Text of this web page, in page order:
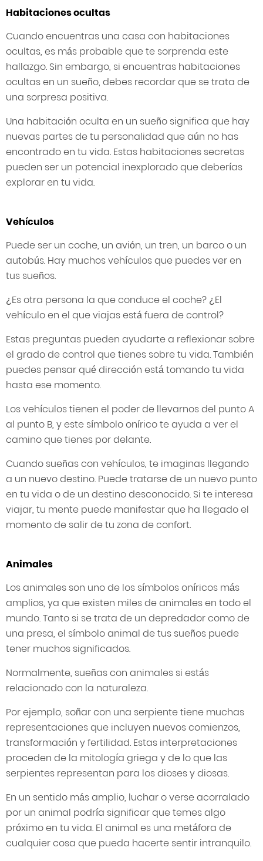
Habitaciones ocultas
Cuando encuentras una casa con habitaciones
ocultas, es más probable que te sorprenda este
hallazgo. Sin embargo, si encuentras habitaciones
ocultas en un sueño, debes recordar que se trata de
una sorpresa positiva.
Una habitación oculta en un sueño significa que hay
nuevas partes de tu personalidad que aún no has
encontrado en tu vida. Estas habitaciones secretas
pueden ser un potencial inexplorado que deberías
explorar en tu vida.
Vehículos
Puede ser un coche, un avión, un tren, un barco o un
autobús. Hay muchos vehículos que puedes ver en
tus sueños.
¿Es otra persona la que conduce el coche? ¿El
vehículo en el que viajas está fuera de control?
Estas preguntas pueden ayudarte a reflexionar sobre
el grado de control que tienes sobre tu vida. También
puedes pensar qué dirección está tomando tu vida
hasta ese momento.
Los vehículos tienen el poder de llevarnos del punto A
al punto B, y este símbolo onírico te ayuda a ver el
camino que tienes por delante.
Cuando sueñas con vehículos, te imaginas llegando
a un nuevo destino. Puede tratarse de un nuevo punto
en tu vida o de un destino desconocido. Si te interesa
viajar, tu mente puede manifestar que ha llegado el
momento de salir de tu zona de confort.
Animales
Los animales son uno de los símbolos oníricos más
amplios, ya que existen miles de animales en todo el
mundo. Tanto si se trata de un depredador como de
una presa, el símbolo animal de tus sueños puede
tener muchos significados.
Normalmente, sueñas con animales si estás
relacionado con la naturaleza.
Por ejemplo, soñar con una serpiente tiene muchas
representaciones que incluyen nuevos comienzos,
transformación y fertilidad. Estas interpretaciones
proceden de la mitología griega y de lo que las
serpientes representan para los dioses y diosas.
En un sentido más amplio, luchar o verse acorralado
por un animal podría significar que temes algo
próximo en tu vida. El animal es una metáfora de
cualquier cosa que pueda hacerte sentir intranquilo.